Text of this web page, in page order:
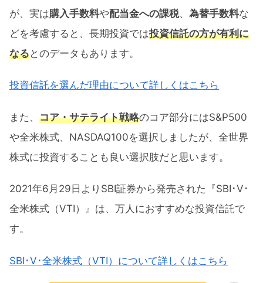
が、実は購入手数料や配当金への課税、 為替手数料な
どを考慮すると、長期投資では投資信託の方が有利に
なるとのデータもあります。
投資信託を選んだ理由について詳しくはこちら
また、 コア・サテライト戦略のコア部分にはS&P500
や全米株式、NASDAQ100を選択しましたが、全世界
株式に投資することも良い選択肢だと思います。
2021年6月29日よりSBI証券から発売された『SBI･V･
全米株式（VTI）』は、万人におすすめな投資信託で
す。
SBI･V･全米株式（VTI）について詳しくはこちら